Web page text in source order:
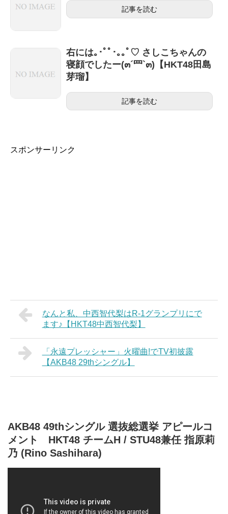
記事を読む
右には｡･ﾟﾟ･｡｡ﾟ♡ さしこちゃんの
寝顔でしたー(๓´罒`๓)【HKT48田島
芽瑠】
記事を読む
スポンサーリンク
なんと私、中西智代梨はR-1グランプリにで
ます♪【HKT48中西智代梨】
「永遠プレッシャー」火曜曲!でTV初披露
【AKB48 29thシングル】
AKB48 49thシングル 選抜総選挙 アピールコ
メント HKT48 チームH / STU48兼任 指原莉
乃 (Rino Sashihara)